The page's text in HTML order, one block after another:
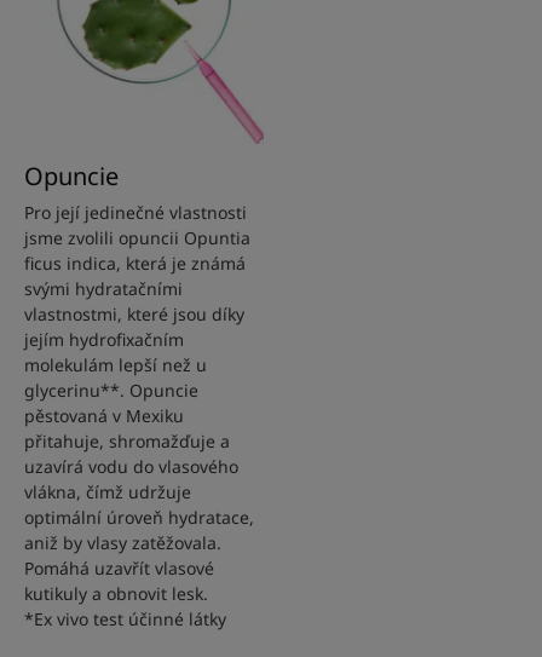
Opuncie
Pro její jedinečné vlastnosti
jsme zvolili opuncii Opuntia
ficus indica, která je známá
svými hydratačními
vlastnostmi, které jsou díky
jejím hydrofixačním
molekulám lepší než u
glycerinu**. Opuncie
pěstovaná v Mexiku
přitahuje, shromažďuje a
uzavírá vodu do vlasového
vlákna, čímž udržuje
optimální úroveň hydratace,
aniž by vlasy zatěžovala.
Pomáhá uzavřít vlasové
kutikuly a obnovit lesk.
*Ex vivo test účinné látky